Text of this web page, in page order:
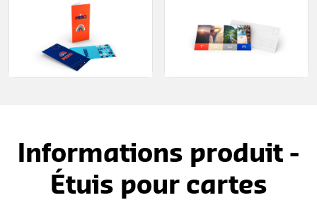
Informations produit -
Étuis pour cartes